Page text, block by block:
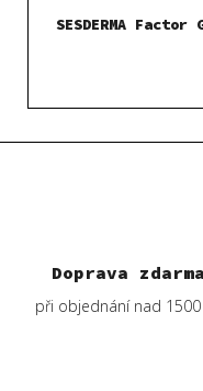
Doprava zdarma
při objednání nad 1500
SESDERMA